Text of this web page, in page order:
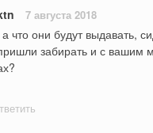
7 августа 2018
что они будут выдавать,
забирать и с вашим